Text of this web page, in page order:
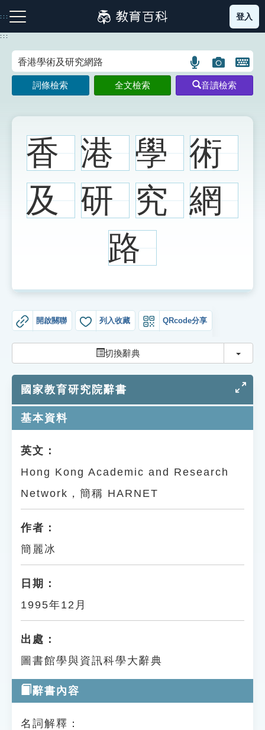
到
主
:::
注音索引圖示 筆畫索引圖示 部首索引表圖示
網站導覽
生字詞彙表
單字索引
生命大百科索引
遊戲專區
教學應用
登入
:::
語
言
搜
示
圖
片
搜
示
開
鍵
圖
詞條檢索 全文檢索 音讀檢索
香 港 學 術
及 研 究 網
路
開啟關聯 列入收藏 QRcode分享
切換辭典 切換
國家教育研究院辭書
基本資料
英文：
Hong Kong Academic and Research
Network，簡稱 HARNET
作者：
簡麗冰
日期：
1995年12月
出處：
圖書館學與資訊科學大辭典
辭書內容
名詞解釋：